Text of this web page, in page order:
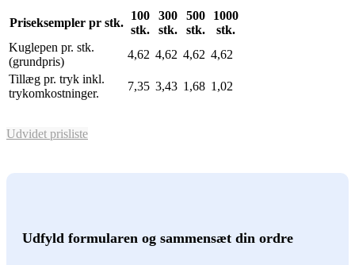
Priseksempler pr stk.
100
stk.
300
stk.
500
stk.
1000
stk.
Kuglepen pr. stk.
(grundpris)
4,62 4,62 4,62 4,62
Tillæg pr. tryk inkl.
trykomkostninger.
7,35 3,43 1,68 1,02
Udvidet prisliste
Udfyld formularen og sammensæt din ordre